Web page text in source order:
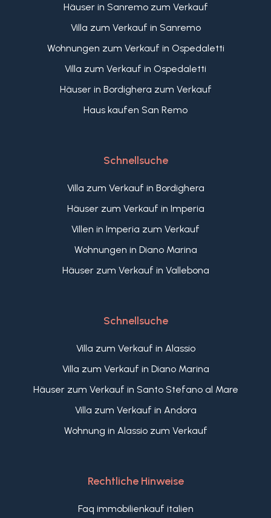
Häuser in Sanremo zum Verkauf
Villa zum Verkauf in Sanremo
Wohnungen zum Verkauf in Ospedaletti
Villa zum Verkauf in Ospedaletti
Häuser in Bordighera zum Verkauf
Haus kaufen San Remo
Schnellsuche
Villa zum Verkauf in Bordighera
Häuser zum Verkauf in Imperia
Villen in Imperia zum Verkauf
Wohnungen in Diano Marina
Häuser zum Verkauf in Vallebona
Schnellsuche
Villa zum Verkauf in Alassio
Villa zum Verkauf in Diano Marina
Häuser zum Verkauf in Santo Stefano al Mare
Villa zum Verkauf in Andora
Wohnung in Alassio zum Verkauf
Rechtliche Hinweise
Faq immobilienkauf italien